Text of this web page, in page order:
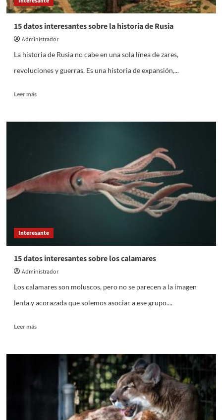
15 datos interesantes sobre la historia de Rusia
Administrador
La historia de Rusia no cabe en una sola línea de zares,
revoluciones y guerras. Es una historia de expansión,...
Leer másLeer
15
historia
de
Rusia
Interesante
15 datos interesantes sobre los calamares
Administrador
Los calamares son moluscos, pero no se parecen a la imagen
lenta y acorazada que solemos asociar a ese grupo....
Leer másLeer
15
interesantes